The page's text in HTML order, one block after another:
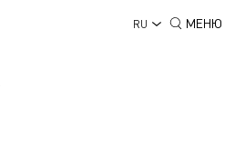
RU МЕНЮ